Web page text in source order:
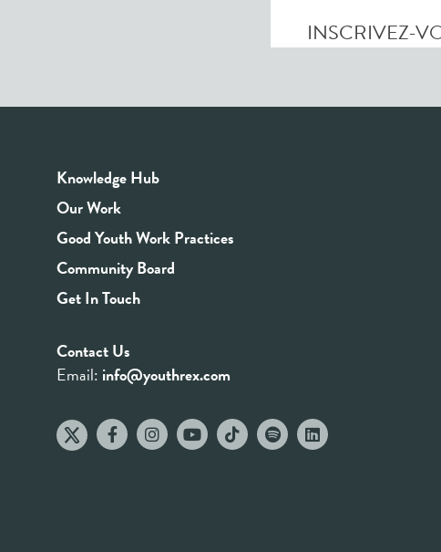
INSCRIVEZ-
Knowledge Hub
Our Work
Good Youth Work Practices
Community Board
Get In Touch
Contact Us
Email: info@youthrex.com